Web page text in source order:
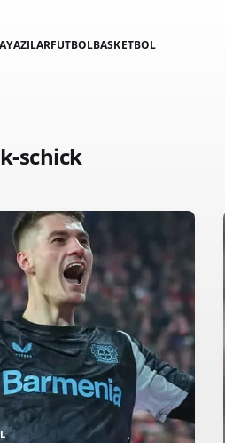
YAZILARFUTBOLBASKETBOL
schick